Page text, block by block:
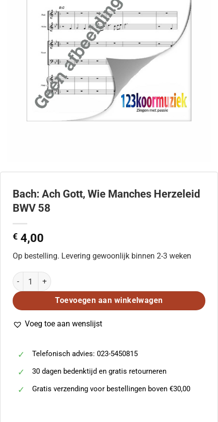
Bach: Ach Gott, Wie Manches Herzeleid
BWV 58
€ 4,00
Op bestelling. Levering gewoonlijk binnen 2-3 weken
Bach: Ach Gott, Wie Manches Herzeleid BWV 58 aantal
Toevoegen aan winkelwagen
Voeg toe aan wenslijst
Telefonisch advies: 023-5450815
30 dagen bedenktijd en gratis retourneren
Gratis verzending voor bestellingen boven €30,00